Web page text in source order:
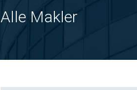
Alle Makler